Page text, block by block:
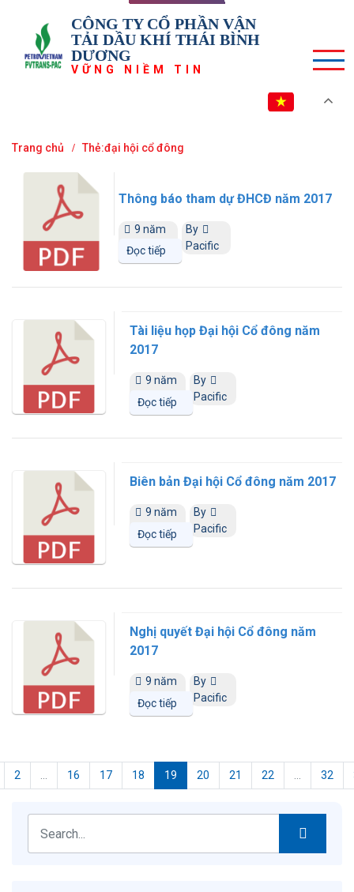
CÔNG TY CỔ PHẦN VẬN
TẢI DẦU KHÍ THÁI BÌNH
DƯƠNG
VỮNG NIỀM TIN
Trang chủ Thẻ:đại hội cổ đông
9 năm
trước
By
Pacific
Thông báo tham dự ĐHCĐ năm 2017
Đọc tiếp
9 năm
trước
By
Pacific
Tài liệu họp Đại hội Cổ đông năm
2017
Đọc tiếp
9 năm
trước
By
Pacific
Biên bản Đại hội Cổ đông năm 2017
Đọc tiếp
9 năm
trước
By
Pacific
Nghị quyết Đại hội Cổ đông năm
2017
Đọc tiếp
2 ... 16 17 18 19 20 21 22 ... 32